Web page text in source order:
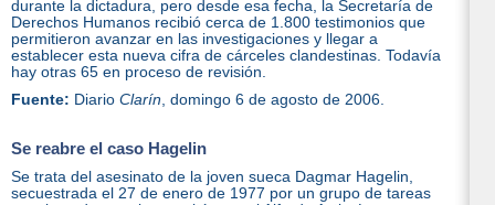
durante la dictadura, pero desde esa fecha, la Secretaría de
Derechos Humanos recibió cerca de 1.800 testimonios que
permitieron avanzar en las investigaciones y llegar a
establecer esta nueva cifra de cárceles clandestinas. Todavía
hay otras 65 en proceso de revisión.
Fuente: Diario Clarín, domingo 6 de agosto de 2006.
Se reabre el caso Hagelin
Se trata del asesinato de la joven sueca Dagmar Hagelin,
secuestrada el 27 de enero de 1977 por un grupo de tareas